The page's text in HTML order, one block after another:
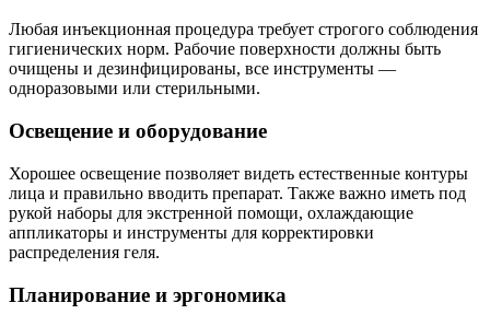
Любая инъекционная процедура требует строгого соблюдения
гигиенических норм. Рабочие поверхности должны быть
очищены и дезинфицированы, все инструменты —
одноразовыми или стерильными.
Освещение и оборудование
Хорошее освещение позволяет видеть естественные контуры
лица и правильно вводить препарат. Также важно иметь под
рукой наборы для экстренной помощи, охлаждающие
аппликаторы и инструменты для корректировки
распределения геля.
Планирование и эргономика